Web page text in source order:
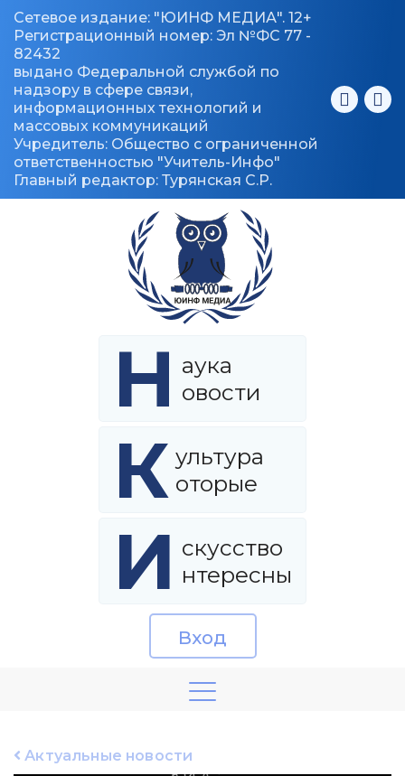
Сетевое издание: "ЮИНФ МЕДИА". 12+
Регистрационный номер: Эл №ФС 77 -
82432
выдано Федеральной службой по
надзору в сфере связи,
информационных технологий и
массовых коммуникаций
Учредитель: Общество с ограниченной
ответственностью "Учитель-Инфо"
Главный редактор: Турянская С.Р.
Н аука
овости
К ультура
оторые
И скусство
нтересны
Вход
Актуальные новости